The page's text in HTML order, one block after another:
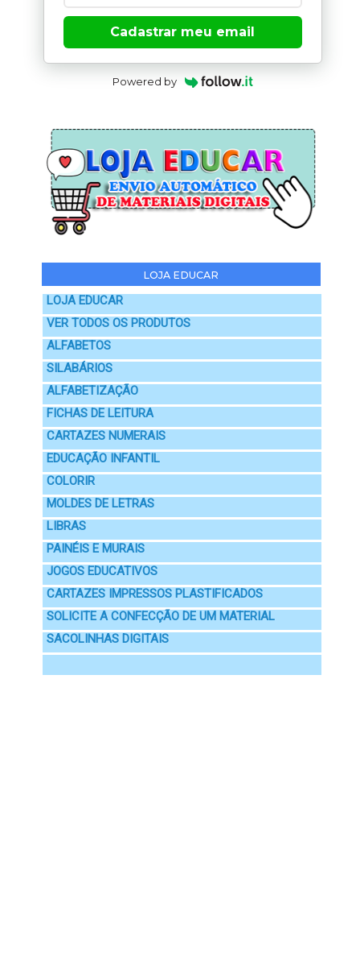
Cadastrar meu email
Powered by
LOJA EDUCAR
LOJA EDUCAR
VER TODOS OS PRODUTOS
ALFABETOS
SILABÁRIOS
ALFABETIZAÇÃO
FICHAS DE LEITURA
CARTAZES NUMERAIS
EDUCAÇÃO INFANTIL
COLORIR
MOLDES DE LETRAS
LIBRAS
PAINÉIS E MURAIS
JOGOS EDUCATIVOS
CARTAZES IMPRESSOS PLASTIFICADOS
SOLICITE A CONFECÇÃO DE UM MATERIAL
SACOLINHAS DIGITAIS